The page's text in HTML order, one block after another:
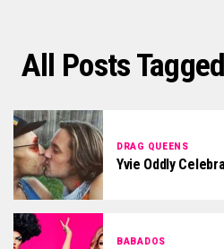
All Posts
DRAG QUEENS
Yvie Oddly
BABADOS